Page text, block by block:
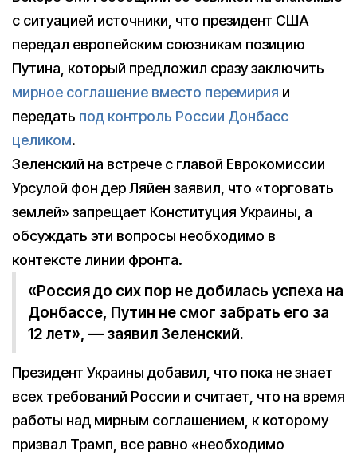
с ситуацией источники, что президент США
передал европейским союзникам позицию
Путина, который предложил сразу заключить
мирное соглашение вместо перемирия и
передать под контроль России Донбасс
целиком.
Зеленский на встрече с главой Еврокомиссии
Урсулой фон дер Ляйен заявил, что «торговать
землей» запрещает Конституция Украины, а
обсуждать эти вопросы необходимо в
контексте линии фронта.
«Россия до сих пор не добилась успеха на
Донбассе, Путин не смог забрать его за
12 лет», — заявил Зеленский.
Президент Украины добавил, что пока не знает
всех требований России и считает, что на время
работы над мирным соглашением, к которому
призвал Трамп, все равно «необходимо